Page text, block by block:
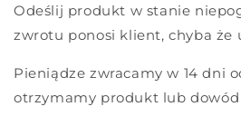
Odeślij produkt w stanie
zwrotu ponosi klient, chyba że
Pieniądze zwracamy w 14 dni
otrzymamy produkt lub dowód